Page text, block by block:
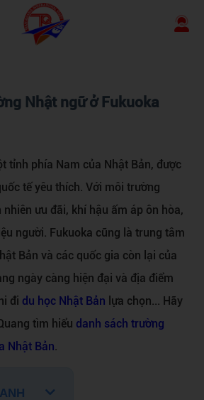
Nhật ngữ ở Fukuoka
tỉnh phía Nam của Nhật Bản, được
tế yêu thích. Với môi trường
ưu đãi, khí hậu ấm áp ôn hòa,
người. Fukuoka cũng là trung tâm
Bản và các quốc gia còn lại của
ngày càng hiện đại và địa điểm
đi du học Nhật Bản lựa chọn... Hãy
tìm hiểu danh sách trường
Nhật Bản.